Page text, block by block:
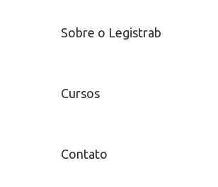
Sobre o Legistrab
Cursos
Contato